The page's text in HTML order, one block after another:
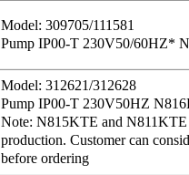
Model: 309705/111581
Pump IP00-T 230V50/60HZ*
Model: 312621/312628
Pump IP00-T 230V50HZ
Note: N815KTE and N811KTE
production. Customer can
before ordering